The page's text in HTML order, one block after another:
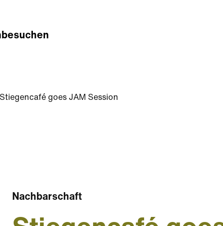
besuchen
Stiegencafé goes JAM Session
Nachbarschaft